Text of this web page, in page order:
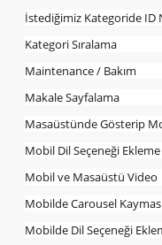
İstediğimiz Kategoride ID
Kategori Sıralama
Maintenance / Bakım
Makale Sayfalama
Masaüstünde Gösterip
Mobil Dil Seçeneği Ekleme
Mobil ve Masaüstü Video
Mobilde Carousel
Mobilde Dil Seçeneği